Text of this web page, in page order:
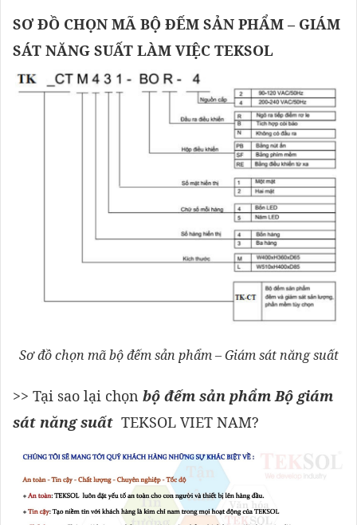
SƠ ĐỒ CHỌN MÃ BỘ ĐẾM SẢN PHẨM – GIÁM
SÁT NĂNG SUẤT LÀM VIỆC TEKSOL
Sơ đồ chọn mã bộ đếm sản phẩm – Giám sát năng suất
>> Tại sao lại chọn bộ đếm sản phẩm Bộ giám
sát năng suất TEKSOL VIET NAM?